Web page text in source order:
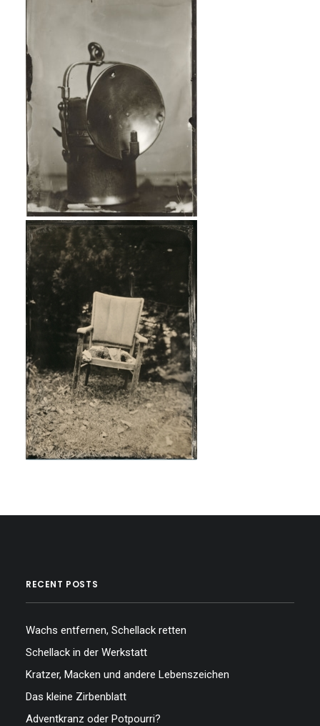
RECENT POSTS
Wachs entfernen, Schellack retten
Schellack in der Werkstatt
Kratzer, Macken und andere Lebenszeichen
Das kleine Zirbenblatt
Adventkranz oder Potpourri?